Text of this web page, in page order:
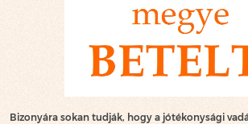
Bizonyára sokan tudják, hogy a jótékonysági